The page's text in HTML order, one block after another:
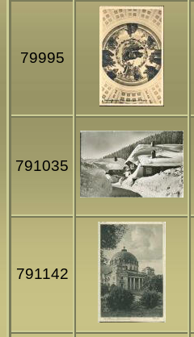
79995
791035
791142